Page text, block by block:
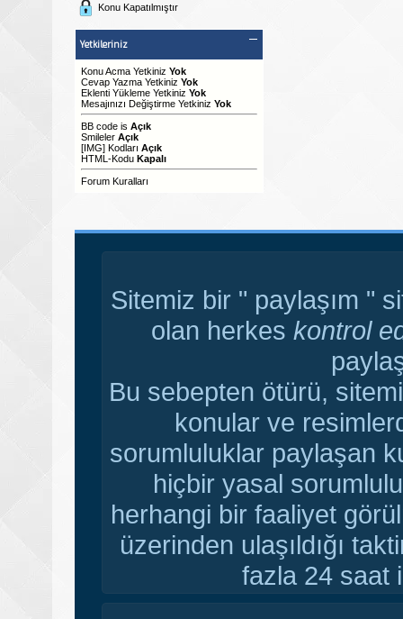
Konu Kapatılmıştır
Yetkileriniz
Konu Acma Yetkiniz Yok
Cevap Yazma Yetkiniz Yok
Eklenti Yükleme Yetkiniz Yok
Mesajınızı Değiştirme Yetkiniz Yok
BB code is Açık
Smileler Açık
[IMG] Kodları Açık
HTML-Kodu Kapalı
Forum Kuralları
Sitemiz bir " paylaşım "
olan herkes kontrol
Bu sebepten ötürü,
konular ve
sorumluluklar paylaşan
hiçbir yasal
herhangi bir faaliyet
üzerinden ulaşıldığı
fazla 24 saat